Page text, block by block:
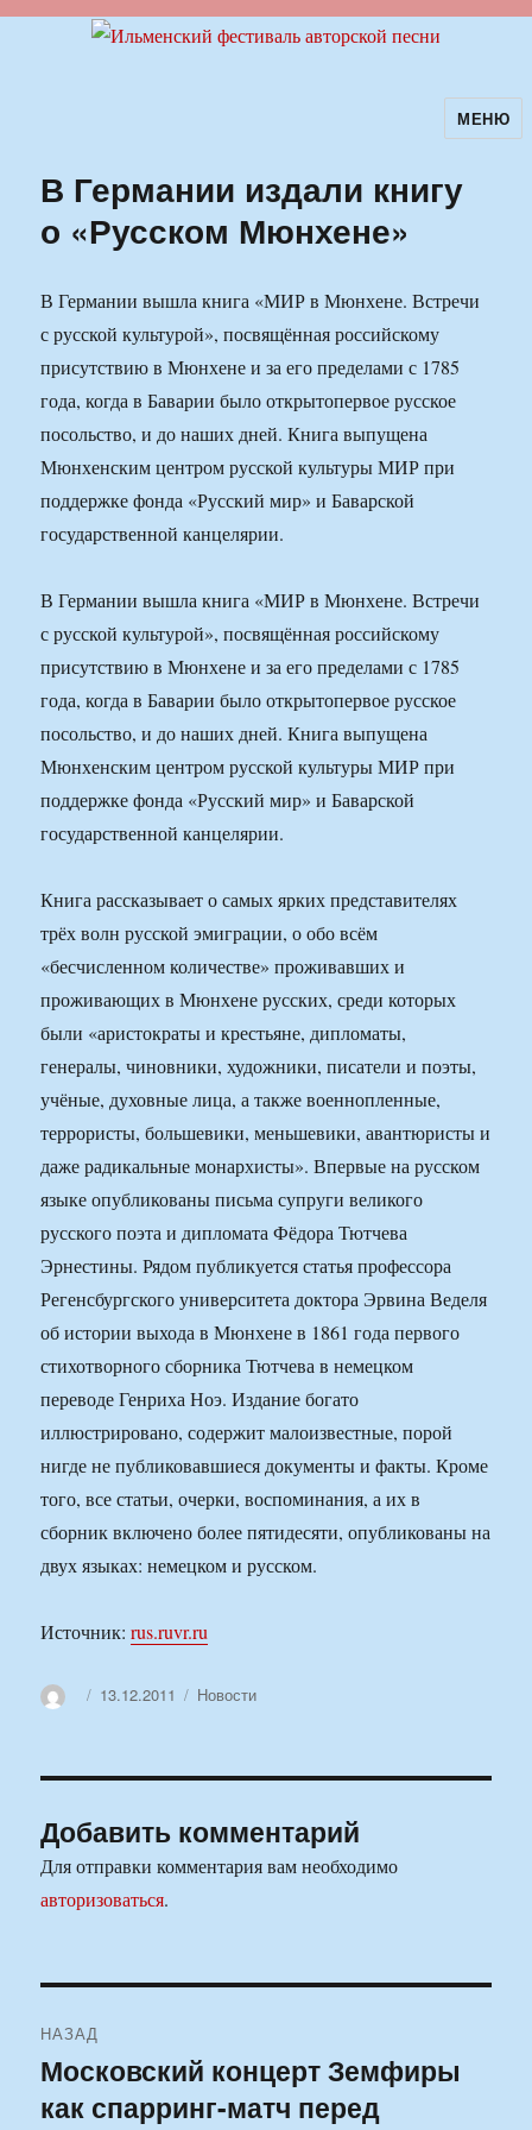
Ильменский фестиваль авторскойМЕНЮ
В Германии издали книгу
о «Русском Мюнхене»
В Германии вышла книга «МИР в Мюнхене. Встречи
с русской культурой», посвящённая российскому
присутствию в Мюнхене и за его пределами с 1785
года, когда в Баварии было открытопервое русское
посольство, и до наших дней. Книга выпущена
Мюнхенским центром русской культуры МИР при
поддержке фонда «Русский мир» и Баварской
государственной канцелярии.
В Германии вышла книга «МИР в Мюнхене. Встречи
с русской культурой», посвящённая российскому
присутствию в Мюнхене и за его пределами с 1785
года, когда в Баварии было открытопервое русское
посольство, и до наших дней. Книга выпущена
Мюнхенским центром русской культуры МИР при
поддержке фонда «Русский мир» и Баварской
государственной канцелярии.
Книга рассказывает о самых ярких представителях
трёх волн русской эмиграции, о обо всём
«бесчисленном количестве» проживавших и
проживающих в Мюнхене русских, среди которых
были «аристократы и крестьяне, дипломаты,
генералы, чиновники, художники, писатели и поэты,
учёные, духовные лица, а также военнопленные,
террористы, большевики, меньшевики, авантюристы и
даже радикальные монархисты». Впервые на русском
языке опубликованы письма супруги великого
русского поэта и дипломата Фёдора Тютчева
Эрнестины. Рядом публикуется статья профессора
Регенсбургского университета доктора Эрвина Веделя
об истории выхода в Мюнхене в 1861 года первого
стихотворного сборника Тютчева в немецком
переводе Генриха Ноэ. Издание богато
иллюстрировано, содержит малоизвестные, порой
нигде не публиковавшиеся документы и факты. Кроме
того, все статьи, очерки, воспоминания, а их в
сборник включено более пятидесяти, опубликованы на
двух языках: немецком и русском.
Источник:rus.ruvr.ru
АвторОпубликовано
13.12.2011 Рубрики
Новости
Добавить комментарий
Для отправки комментария вам необходимо
авторизоваться.
по
записям
НАЗАД
Предыдущая
запись:
Московский концерт Земфиры
как спарринг-матч перед